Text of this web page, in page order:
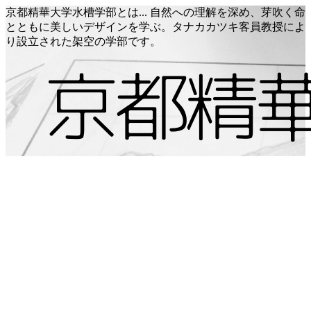
京都精華大学水槽学部とは... 自然への理解を深め、芽吹く命
とともに美しいデザインを学ぶ。タナカカツキ客員教授によ
り設立された架空の学部です。